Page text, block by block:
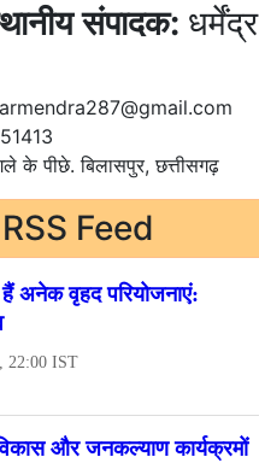
संपादक: धर्मेंद्र
के पीछे. बिलासपुर, छत्तीसगढ़
Feed